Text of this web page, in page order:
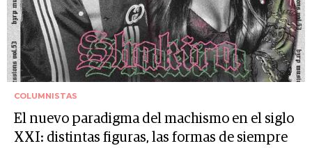
COLUMNISTAS
El nuevo paradigma del machismo en el siglo
XXI: distintas figuras, las formas de siempre